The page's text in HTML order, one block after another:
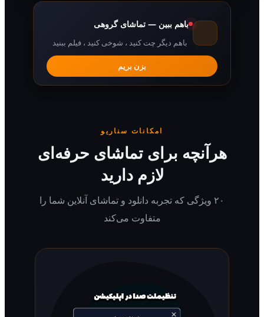
باهم ببین — تماشای گروهی
باهم دیگر چت کنید ، شوخی کنید ، فیلم ببنید
امکانات سناریو
برای تماشای حرفه‌ای
لازم دارید
۲۰ ویژگی که تجربه دانلود و تماشای آنلاین شما را
متفاوت می‌کند